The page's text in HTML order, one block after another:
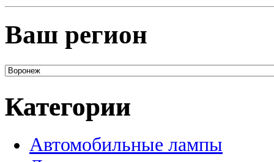
Ваш регион
Категории
Автомобильные лампы